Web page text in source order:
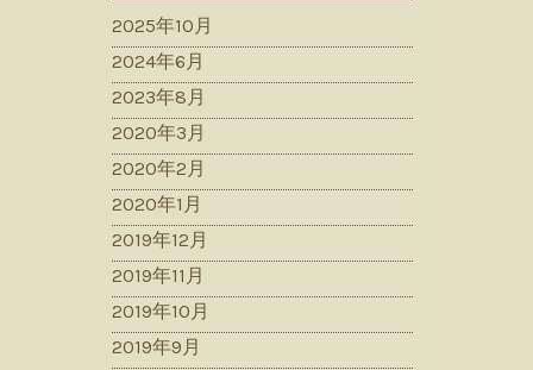
2025年10月
2024年6月
2023年8月
2020年3月
2020年2月
2020年1月
2019年12月
2019年11月
2019年10月
2019年9月